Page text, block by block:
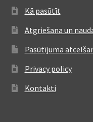
Kā pasūtīt
Atgriešana un
Pasūtījuma
Privacy policy
Kontakti